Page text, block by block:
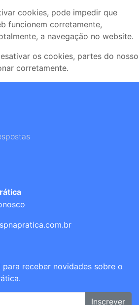
cookies, pode impedir que
funcionem corretamente,
a navegação no website.
os cookies, partes do nosso
corretamente.
para receber novidades sobre o
Inscrever